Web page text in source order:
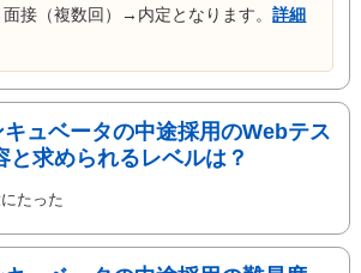
接（複数回）→内定となります。詳細
キュベータの中途採用のWebテス
と求められるレベルは？
たった